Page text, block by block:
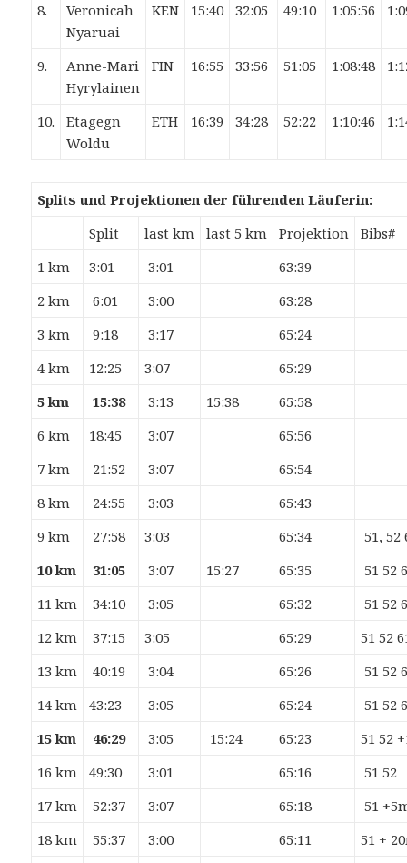
8.
Veronicah
Nyaruai
KEN 15:40 32:05 49:10 1:05:56
9.
Anne-Mari
Hyrylainen
FIN 16:55 33:56 51:05 1:08:48
10.
Etagegn
Woldu
ETH 16:39 34:28 52:22 1:10:46
Splits und Projektionen der führenden Läuferin:
Split
last km last 5 km Projektion
Bibs#
1 km
3:01 3:01
63:39
2 km
6:01 3:00
63:28
3 km
9:18 3:17
65:24
4 km
12:25 3:07
65:29
5 km
15:38 3:13 15:38
65:58
6 km
18:45 3:07
65:56
7 km
21:52 3:07
65:54
8 km
24:55 3:03
65:43
9 km
27:58 3:03 65:34
51, 52
10 km
31:05 3:07 15:27 65:35
51 52
11 km
34:10 3:05 65:32
51 52
12 km
37:15 3:05 65:29
51 52
13 km
40:19 3:04 65:26
51 52
14 km
43:23 3:05 65:24
51 52
15 km
46:29 3:05 15:24 65:23
51 52
16 km
49:30 3:01 65:16
51 52
17 km
52:37 3:07 65:18
51
18 km
55:37 3:00 65:11
51 +